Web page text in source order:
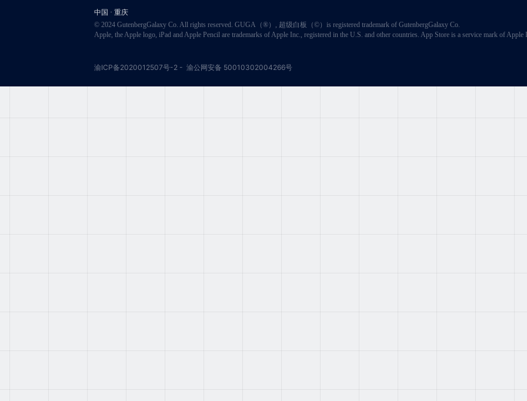
中国 · 重庆
© 2024 GutenbergGalaxy Co. All rights reserved. GUGA（®）, 超级白板（©）is registered trademark of GutenbergGalaxy Co.
Apple, the Apple logo, iPad and Apple Pencil are trademarks of Apple Inc., registered in the U.S. and other countries. App Store is a service mark of Apple
渝ICP备2020012507号-2 - 渝公网安备 50010302004266号